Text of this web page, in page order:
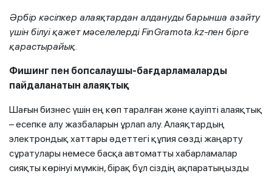
Әрбір кәсіпкер алаяқтардан алдануды барынша азайту
үшін білуіқажет мәселелердіFinGramota.kz-пен бірге
қарастырайық.
Фишинг пен бопсалаушы-бағдарламаларды
пайдаланатын алаяқтық
Шағын бизнес үшін ең көп таралған және қауіпті алаяқтық
– есепке алу жазбаларын ұрлап алу. Алаяқтардың
электрондық хаттары әдеттегі құпия сөзді жаңарту
сұратулары немесе басқа автоматты хабарламалар
сияқты көрінуі мүмкін, бірақ бұл сіздің ақпаратыңызды